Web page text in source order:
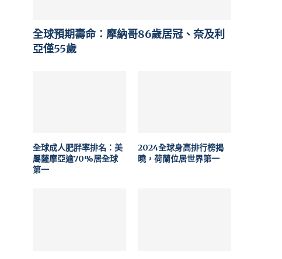
全球預期壽命：摩納哥86歲居冠、奈及利
亞僅55歲
全球成人肥胖率排名：美
屬薩摩亞逾70%居全球
第一
2024全球身高排行榜揭
曉，荷蘭位居世界第一